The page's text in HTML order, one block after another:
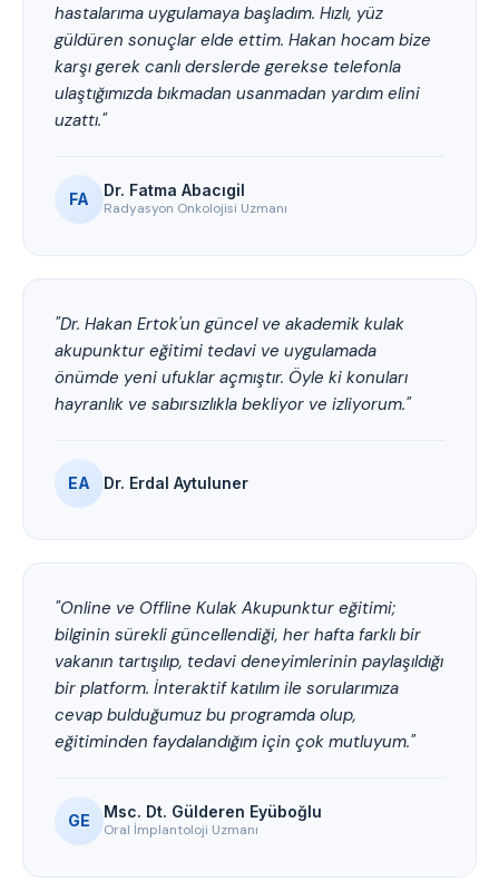
hastalarıma uygulamaya başladım. Hızlı, yüz
güldüren sonuçlar elde ettim. Hakan hocam bize
karşı gerek canlı derslerde gerekse telefonla
ulaştığımızda bıkmadan usanmadan yardım elini
uzattı."
FA Dr. Fatma Abacıgil
Radyasyon Onkolojisi Uzmanı
"Dr. Hakan Ertok'un güncel ve akademik kulak
akupunktur eğitimi tedavi ve uygulamada
önümde yeni ufuklar açmıştır. Öyle ki konuları
hayranlık ve sabırsızlıkla bekliyor ve izliyorum."
EA Dr. Erdal Aytuluner
"Online ve Offline Kulak Akupunktur eğitimi;
bilginin sürekli güncellendiği, her hafta farklı bir
vakanın tartışılıp, tedavi deneyimlerinin paylaşıldığı
bir platform. İnteraktif katılım ile sorularımıza
cevap bulduğumuz bu programda olup,
eğitiminden faydalandığım için çok mutluyum."
GE Msc. Dt. Gülderen Eyüboğlu
Oral İmplantoloji Uzmanı